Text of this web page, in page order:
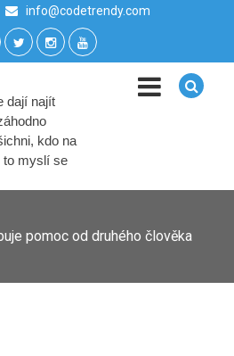
info@codetrendy.com
dají najít
kdo na
to myslí se
pomoc od druhého člověka